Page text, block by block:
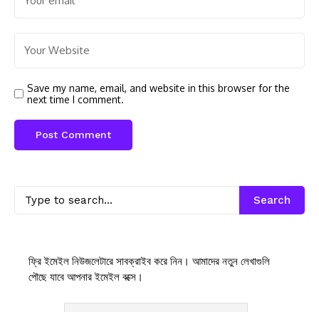
Save my name, email, and website in this browser for the
next time I comment.
Search
ফ্রি ইমেইল নিউজলেটারে সাবক্রাইব করে নিন। আমাদের নতুন লেখাগুলি
পৌছে যাবে আপনার ইমেইল বক্সে।